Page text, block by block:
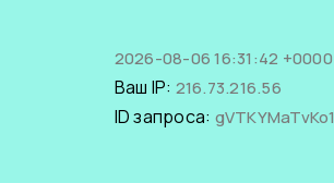
2026-08-06 16:31:42 +0000
Ваш IP: 216.73.216.56
ID запроса: gVTKYMaTvKo1